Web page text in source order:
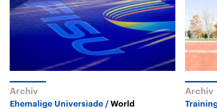
Archiv
Ehemalige Universiade
World
Archiv